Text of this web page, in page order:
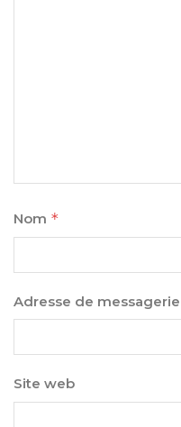
Nom *
Adresse de messagerie
Site web